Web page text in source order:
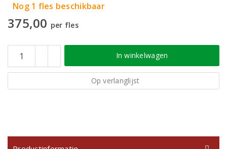
Nog 1 fles beschikbaar
375,00 per fles
In winkelwagen
Op verlanglijst